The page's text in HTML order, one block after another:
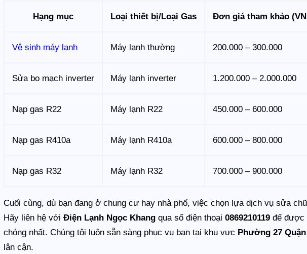
Hạng mục Loại thiết bị/Loại Gas Đơn giá tham khảo
Vệ sinh máy lạnh Máy lạnh thường 200.000 – 300.000
Sửa bo mạch inverter Máy lạnh inverter 1.200.000 – 2.000.000
Nạp gas R22 Máy lạnh R22 450.000 – 600.000
Nạp gas R410a Máy lạnh R410a 600.000 – 800.000
Nạp gas R32 Máy lạnh R32 700.000 – 900.000
Cuối cùng, dù bạn đang ở chung cư hay nhà phố, việc chọn lựa dịch vụ sửa
Hãy liên hệ vớiĐiện Lạnh Ngọc Khang qua số điện thoại0869210119 để được
chóng nhất. Chúng tôi luôn sẵn sàng phục vụ bạn tại khu vực Phường 27
lân cận.